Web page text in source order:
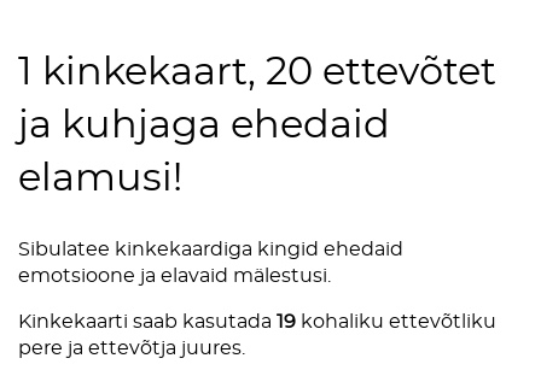
1 kinkekaart, 20 ettevõtet
ja kuhjaga ehedaid
elamusi!
Sibulatee kinkekaardiga kingid ehedaid
emotsioone ja elavaid mälestusi.
Kinkekaarti saab kasutada 19 kohaliku ettevõtliku
pere ja ettevõtja juures.